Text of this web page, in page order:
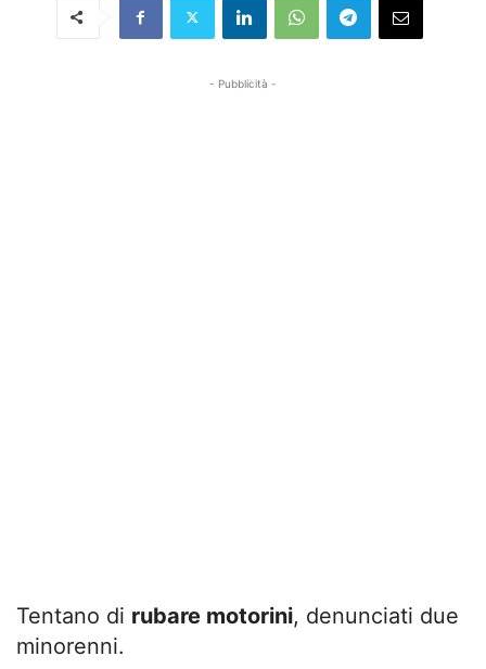
- Pubblicità -
Tentano di rubare motorini, denunciati due
minorenni.